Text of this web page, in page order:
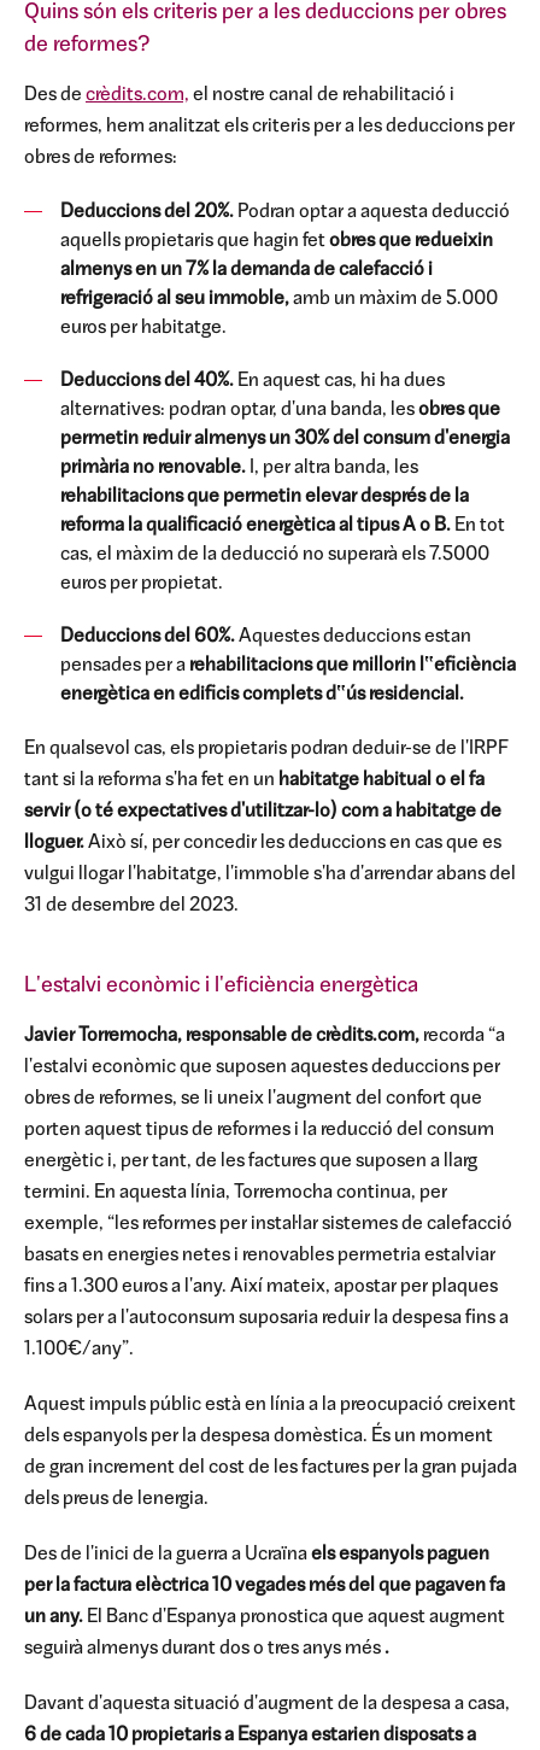
Quins són els criteris per a les deduccions per obres
de reformes?
Des de crèdits.com, el nostre canal de rehabilitació i
reformes, hem analitzat els criteris per a les deduccions per
obres de reformes:
Deduccions del 20%. Podran optar a aquesta deducció
aquells propietaris que hagin fetobres que redueixin
almenys en un 7% la demanda de calefacció i
refrigeració al seu immoble,amb un màxim de 5.000
euros per habitatge.
Deduccions del 40%. En aquest cas, hi ha dues
alternatives: podran optar, d'una banda, lesobres que
permetin reduir almenys un 30% del consum d'energia
primària no renovable. I, per altra banda, les
rehabilitacions que permetin elevar després de la
reforma la qualificació energètica al tipus A o B. En tot
cas, el màxim de la deducció no superarà els 7.5000
euros per propietat.
Deduccions del 60%.Aquestes deduccions estan
pensades per a rehabilitacions que millorin l‟eficiència
energètica en edificis complets d‟ús residencial.
En qualsevol cas, els propietaris podran deduir-se de l'IRPF
tant si la reforma s'ha fet en un habitatge habitual o el fa
servir (o té expectatives d'utilitzar-lo) com a habitatge de
lloguer.Això sí, per concedir les deduccions en cas que es
vulgui llogar l'habitatge, l'immoble s'ha d'arrendar abans del
31 de desembre del 2023.
L'estalvi econòmic i l'eficiència energètica
Javier Torremocha, responsable de crèdits.com, recorda “a
l'estalvi econòmic que suposen aquestes deduccions per
obres de reformes, se li uneix l'augment del confort que
porten aquest tipus de reformes i la reducció del consum
energètic i, per tant, de les factures que suposen a llarg
termini. En aquesta línia, Torremocha continua, per
exemple, “les reformes per instal·lar sistemes de calefacció
basats en energies netes i renovables permetria estalviar
fins a 1.300 euros a l'any. Així mateix, apostar per plaques
solars per a l'autoconsum suposaria reduir la despesa fins a
1.100€/any”.
Aquest impuls públic està en línia a la preocupació creixent
dels espanyols per la despesa domèstica. És un moment
de gran increment del cost de les factures per la gran pujada
dels preus de lenergia.
Des de l'inici de la guerra a Ucraïnaels espanyols paguen
per la factura elèctrica 10 vegades més del que pagaven fa
un any. El Banc d'Espanya pronostica que aquest augment
seguirà almenys durant dos o tres anys més.
Davant d'aquesta situació d'augment de la despesa a casa,
6 de cada 10 propietaris a Espanya estarien disposats a